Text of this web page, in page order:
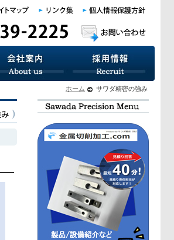
ホーム サワダ精密の強み